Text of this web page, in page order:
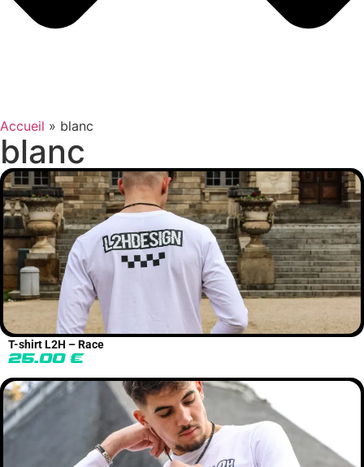
Accueil » blanc
blanc
T-shirt L2H – Race
25.00 €